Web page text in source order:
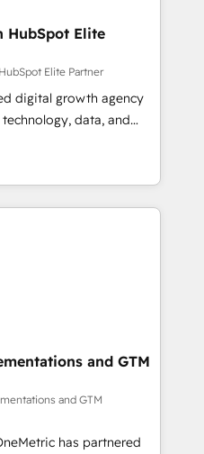
HubSpot Elite
Elite Partner
digital growth agency
data, and
results. Founded in
Spain, LATAM, and
in building
customer success
Elite Partner in
combine human insight
drive sustainable
team designs solutions
performance, and
•
• 2022 EMEA Impact
successful HubSpot
• Proprietary
Multilingual team:
👉 Grow
and GTM
and GTM
has partnered